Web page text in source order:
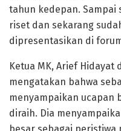
tahun kedepan. Sampai
riset dan sekarang
dipresentasikan di
Ketua MK, Arief Hidayat
mengatakan bahwa
menyampaikan ucapan
diraih. Dia
besar sebagai